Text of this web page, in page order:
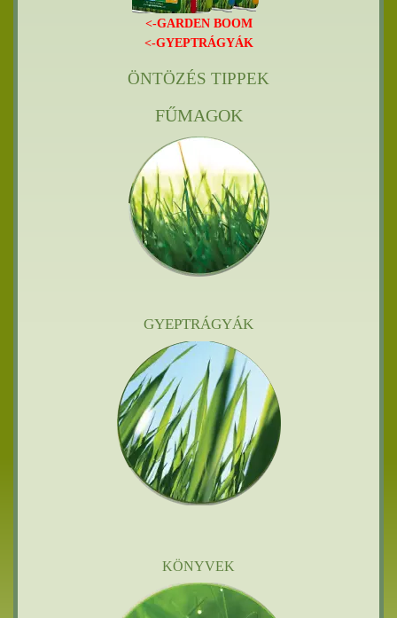
<-GARDEN BOOM
<-GYEPTRÁGYÁK
ÖNTÖZÉS TIPPEK
FŰMAGOK
GYEPTRÁGYÁK
KÖNYVEK